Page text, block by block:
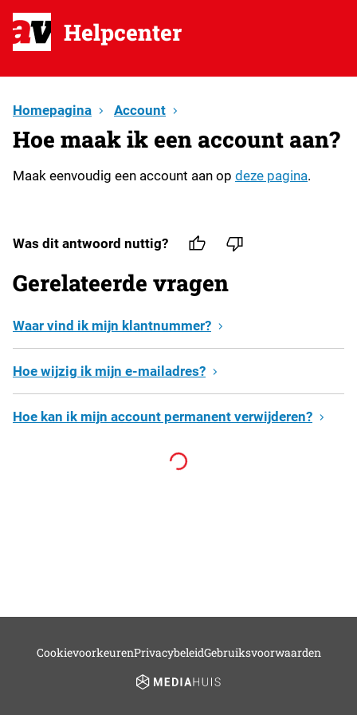
Helpcenter
Homepagina Account
Hoe maak ik een account aan?
Maak eenvoudig een account aan op deze pagina.
Was dit antwoord nuttig?
Gerelateerde vragen
Waar vind ik mijn klantnummer?
Hoe wijzig ik mijn e-mailadres?
Hoe kan ik mijn account permanent verwijderen?
CookievoorkeurenPrivacybeleidGebruiksvoorwaarden